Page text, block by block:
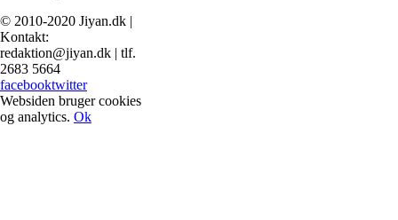
© 2010-2020 Jiyan.dk |
Kontakt:
redaktion@jiyan.dk | tlf.
2683 5664
facebooktwitter
Websiden bruger cookies
og analytics. Ok